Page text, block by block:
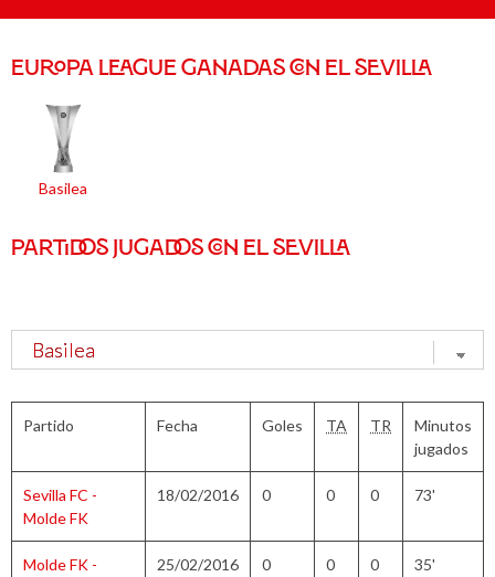
EUROPA LEAGUE GANADAS CON EL SEVILLA
Basilea
PARTIDOS JUGADOS CON EL SEVILLA
Partido Fecha Goles TA TR
Minutos
jugados
Sevilla FC -
Molde FK
18/02/2016 0 0 0 73'
Molde FK -
25/02/2016 0 0 0 35'